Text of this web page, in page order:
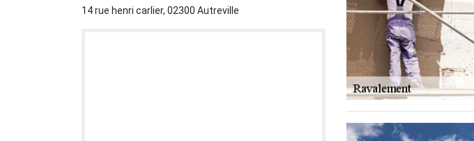
14 rue henri carlier, 02300 Autreville